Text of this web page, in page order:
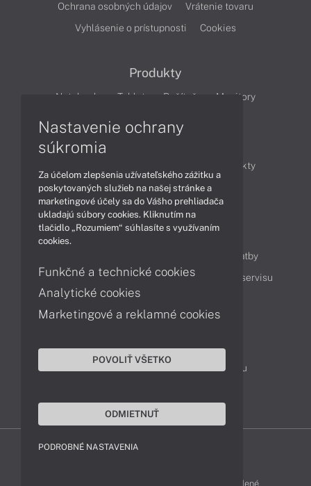
Ochrana osobných údajov
Vrátenie tovaru
Vyhlásenie o prístupnosti
Cookies
Produkty
Notebooky Tablety Počítače Monitory
Produkty
Technológie
Videá
Obsah
Možnosti doručenia a platby
Podpora a servis
Servisné služby Cenník servisu
Kontakty
043 4224 771
Obchodné oddelenie
Reklamácia tovaru
ACER-SHOP © 2011 - 2026 Všetky práva vyhradené
Nastavenie ochrany
súkromia
Za účelom zlepšenia užívateľského zážitku a
poskytovaných služieb na našej stránke a
marketingové účely sa do Vášho prehliadača
ukladajú súbory cookies. Kliknutím na
tlačidlo „Rozumiem“ súhlasíte s využívaním
cookies.
Funkčné a technické cookies
Analytické cookies
Marketingové a reklamné cookies
POVOLIŤ VŠETKO
ODMIETNUŤ
PODROBNÉ NASTAVENIA